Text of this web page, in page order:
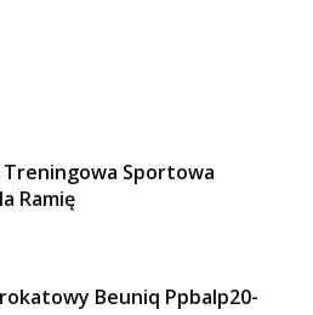
Sportowa
Ramię
Beuniq Ppbalp20-